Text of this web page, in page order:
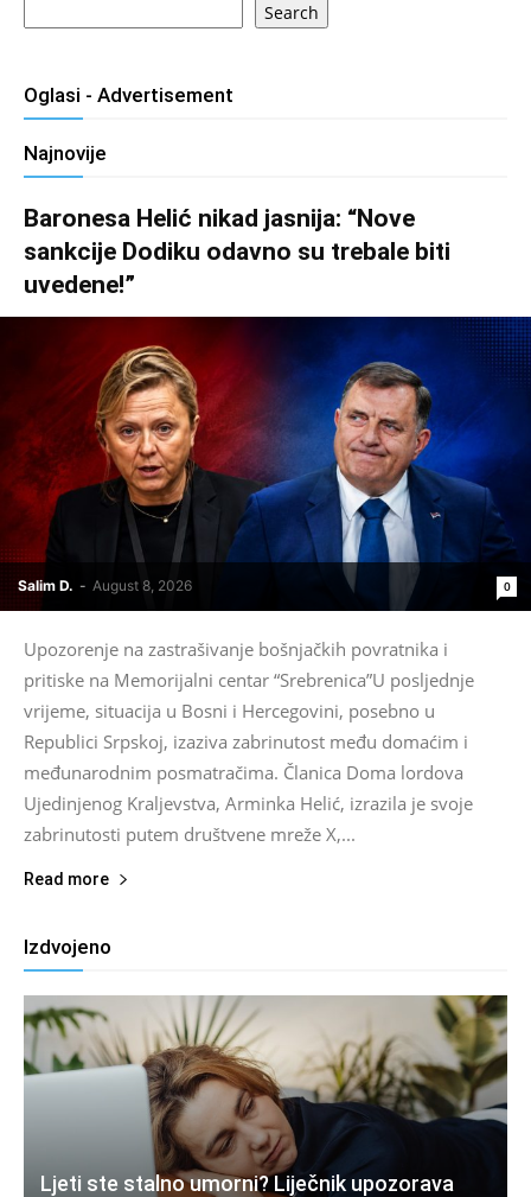
Search
Oglasi - Advertisement
Najnovije
Baronesa Helić nikad jasnija: “Nove
sankcije Dodiku odavno su trebale biti
uvedene!”
Salim D. - August 8, 2026 0
Upozorenje na zastrašivanje bošnjačkih povratnika i
pritiske na Memorijalni centar “Srebrenica”U posljednje
vrijeme, situacija u Bosni i Hercegovini, posebno u
Republici Srpskoj, izaziva zabrinutost među domaćim i
međunarodnim posmatračima. Članica Doma lordova
Ujedinjenog Kraljevstva, Arminka Helić, izrazila je svoje
zabrinutosti putem društvene mreže X,...
Read more
Izdvojeno
Ljeti ste stalno umorni? Liječnik upozorava